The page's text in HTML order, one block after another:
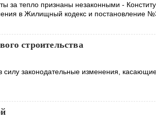
за тепло признаны незаконными -
в Жилищный кодекс и постановление
строительства
законодательные изменения,